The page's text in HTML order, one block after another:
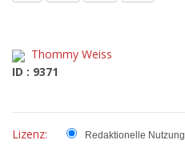
Thommy Weiss
ID : 9371
Lizenz: Redaktionelle Nutzung